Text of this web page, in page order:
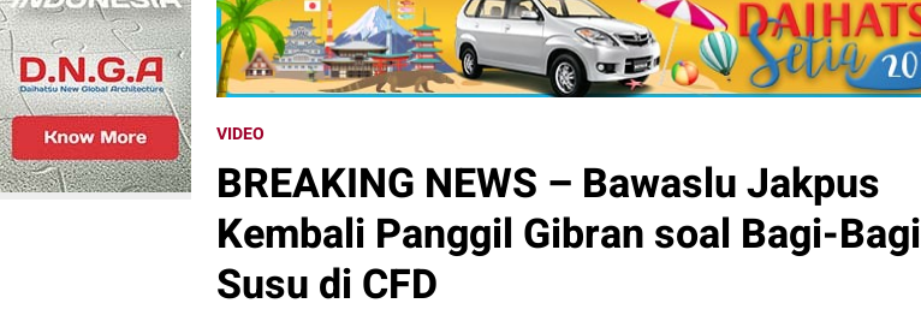
VIDEO
BREAKING NEWS – Bawaslu Jakpus
Kembali Panggil Gibran soal Bagi-Bagi
Susu di CFD